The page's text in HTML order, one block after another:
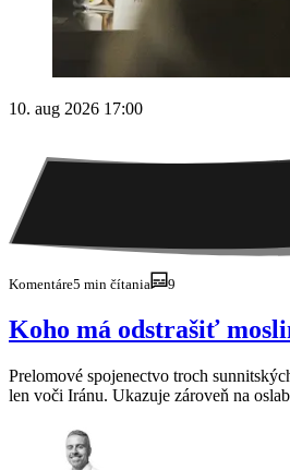
10. aug 2026 17:00
Komentáre5 min čítania 9
Koho má odstrašiť
Prelomové spojenectvo troch
len voči Iránu. Ukazuje zároveň na